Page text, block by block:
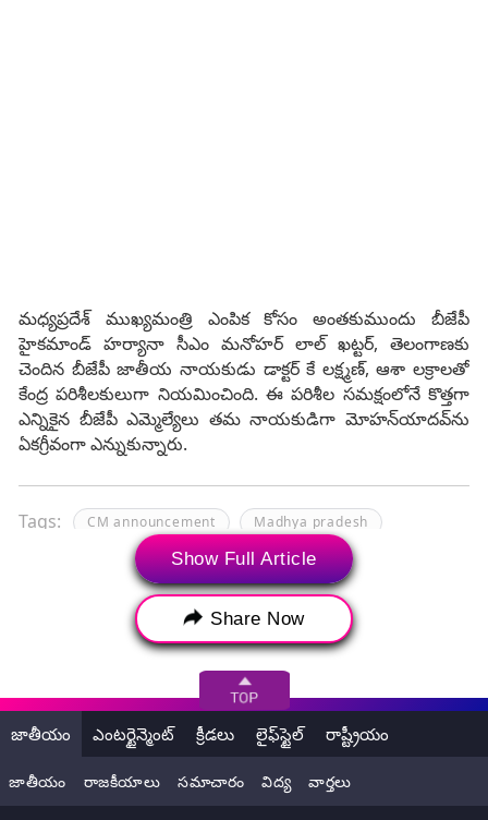
మధ్యప్రదేశ్‌ ముఖ్యమంత్రి ఎంపిక కోసం అంతకుముందు బీజేపీ
హైకమాండ్‌ హర్యానా సీఎం మనోహర్ లాల్‌ ఖట్టర్‌, తెలంగాణకు
చెందిన బీజేపీ జాతీయ నాయకుడు డాక్టర్‌ కే లక్ష్మణ్‌, ఆశా లక్రాలతో
కేంద్ర పరిశీలకులుగా నియమించింది. ఈ పరిశీల సమక్షంలోనే కొత్తగా
ఎన్నికైన బీజేపీ ఎమ్మెల్యేలు తమ నాయకుడిగా మోహన్‌యాదవ్‌ను
ఏకగ్రీవంగా ఎన్నుకున్నారు.
Tags: CM announcement Madhya pradesh
Madhya Pradesh CM
Madhya Pradesh CM announcement
Madhya Pradesh CM announcement LIVE Updates
Madhya Pradesh Govt Formation
జగదీష్‌ దేవ్డా నరేంద్రసింగ్‌ తోమర్‌ భార‌తీయ జ‌న‌తా పార్టీ
Show Full Article
Share Now
జాతీయం ఎంటర్టైన్మెంట్ క్రీడలు లైఫ్‌స్టైల్ రాష్ట్రీయం
జాతీయం రాజకీయాలు సమాచారం విద్య వార్తలు